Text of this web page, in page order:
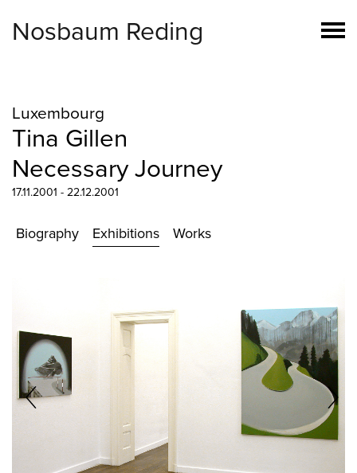
Nosbaum Reding
Luxembourg
Tina Gillen
Necessary Journey
17.11.2001 - 22.12.2001
Biography Exhibitions Works